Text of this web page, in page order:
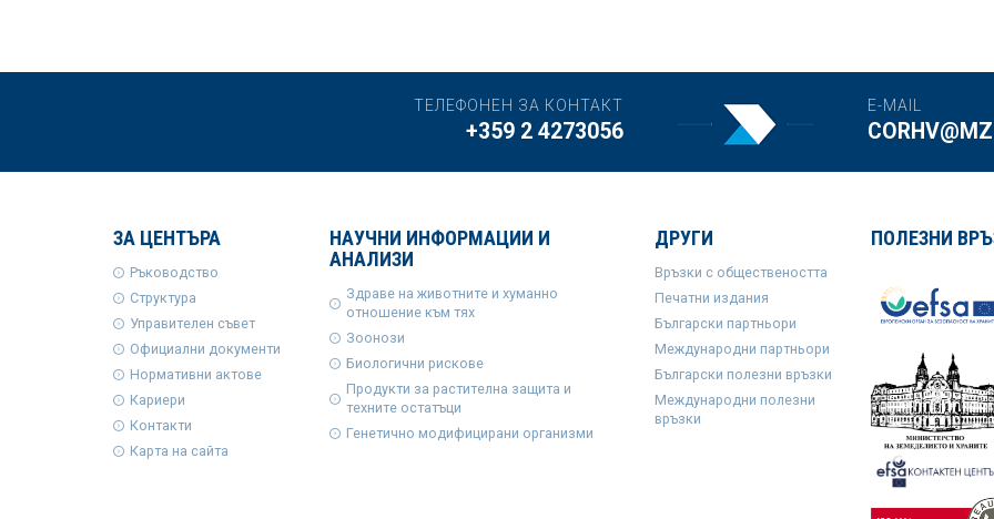
ТЕЛЕФОНЕН ЗА КОНТАКТ
+359 2 4273056
E-MAIL
ЗА ЦЕНТЪРА
Ръководство
Структура
Управителен съвет
Официални документи
Нормативни актове
Кариери
Контакти
Карта на сайта
НАУЧНИ ИНФОРМАЦИИ И
АНАЛИЗИ
Здраве на животните и хуманно
отношение към тях
Зоонози
Биологични рискове
Продукти за растителна защита и
техните остатъци
Генетично модифицирани организми
ДРУГИ
Връзки с обществеността
Печатни издания
Български партньори
Международни партньори
Български полезни връзки
Международни полезни
връзки
ПОЛЕЗНИ